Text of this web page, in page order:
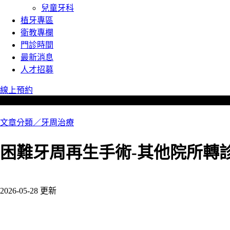
兒童牙科
植牙專區
衛教專欄
門診時間
最新消息
人才招募
線上預約
文章分類／牙周治療
困難牙周再生手術-其他院所轉
2026-05-28 更新